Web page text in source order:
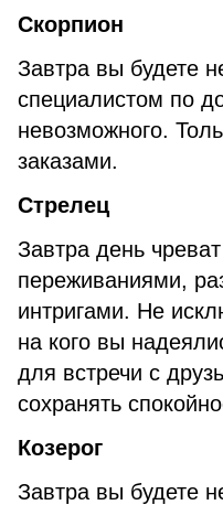
Скорпион
Завтра вы будете
специалистом по
невозможного.
заказами.
Стрелец
Завтра день
переживаниями,
интригами. Не
на кого вы
для встречи с
сохранять
Козерог
Завтра вы будете